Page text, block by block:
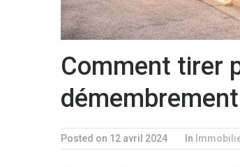
Comment tirer
Posted on 12 avril 2024 In